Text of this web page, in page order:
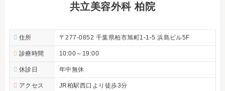
共立美容外科 柏院
住所 〒277-0852 千葉県柏市旭町1-1-5 浜島ビル5F
診療時間 10:00～19:00
休診日 年中無休
アクセス JR柏駅西口より徒歩3分